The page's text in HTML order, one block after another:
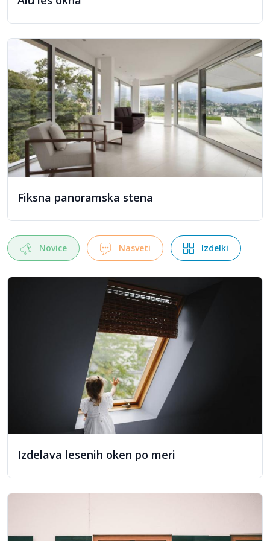
zahtevamiEko sklada
Vhodna vrata
Fiksna panoramska stena
Novice Nasveti Izdelki
Izdelava lesenih oken po meri